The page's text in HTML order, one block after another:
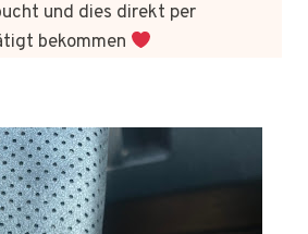
und dies direkt per
bekommen